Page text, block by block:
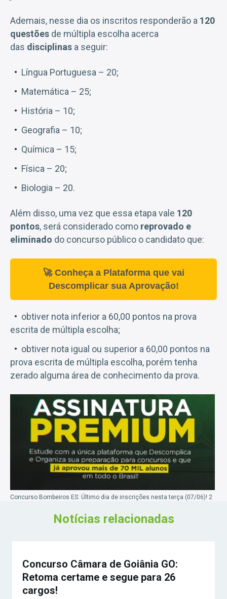
Ademais, nesse dia os inscritos responderão a 120
questões de múltipla escolha acerca
das disciplinas a seguir:
Língua Portuguesa – 20;
Matemática – 25;
História – 10;
Geografia – 10;
Química – 15;
Física – 20;
Biologia – 20.
Além disso, uma vez que essa etapa vale 120
pontos, será considerado como reprovado e
eliminado do concurso público o candidato que:
🚀 Conheça a Plataforma que vai
Descomplicar sua Aprovação!
obtiver nota inferior a 60,00 pontos na prova
escrita de múltipla escolha;
obtiver nota igual ou superior a 60,00 pontos na
prova escrita de múltipla escolha, porém tenha
zerado alguma área de conhecimento da prova.
Concurso Bombeiros ES: Último dia de inscrições nesta terça (07/06)! 2
Notícias relacionadas
Concurso Câmara de Goiânia GO:
Retoma certame e segue para 26
cargos!